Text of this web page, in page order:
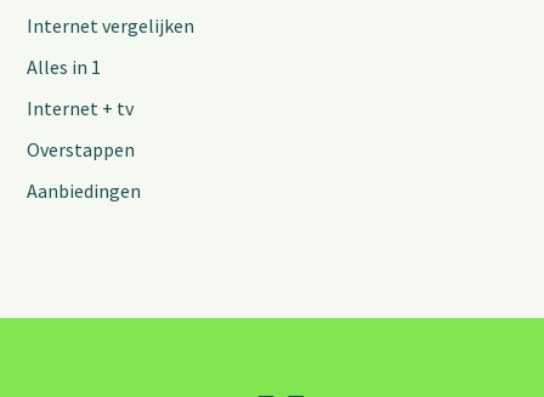
Internet vergelijken
Alles in 1
Internet + tv
Overstappen
Aanbiedingen